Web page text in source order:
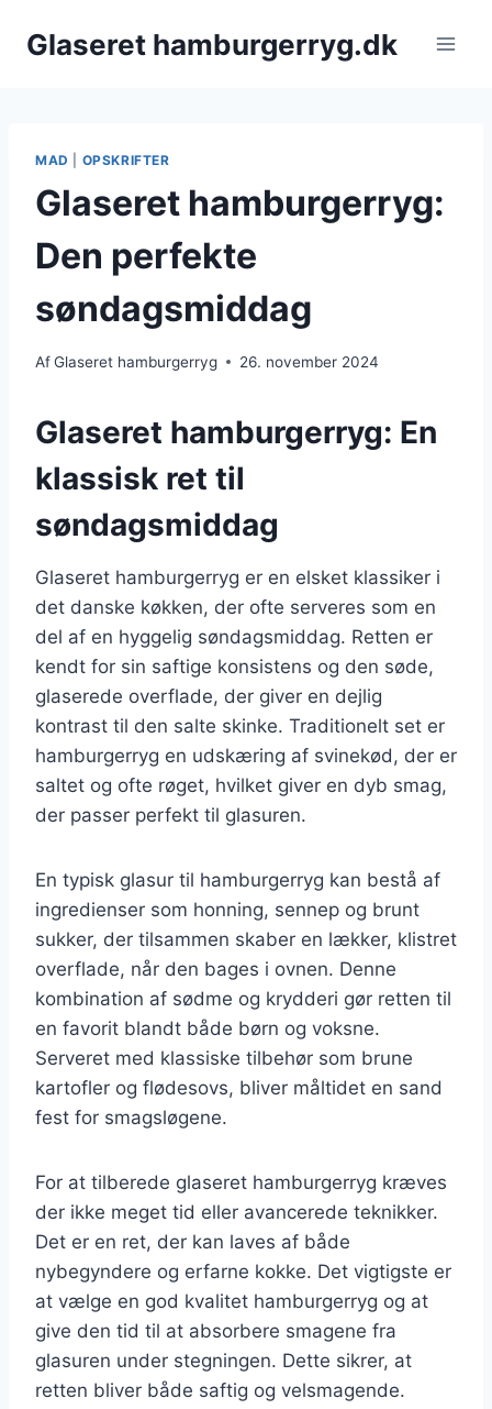
Glaseret hamburgerryg.dk
MAD OPSKRIFTER
Glaseret hamburgerryg:
Den perfekte
søndagsmiddag
AfGlaseret hamburgerryg 26. november 2024
Glaseret hamburgerryg: En
klassisk ret til
søndagsmiddag
Glaseret hamburgerryg er en elsket klassiker i
det danske køkken, der ofte serveres som en
del af en hyggelig søndagsmiddag. Retten er
kendt for sin saftige konsistens og den søde,
glaserede overflade, der giver en dejlig
kontrast til den salte skinke. Traditionelt set er
hamburgerryg en udskæring af svinekød, der er
saltet og ofte røget, hvilket giver en dyb smag,
der passer perfekt til glasuren.
En typisk glasur til hamburgerryg kan bestå af
ingredienser som honning, sennep og brunt
sukker, der tilsammen skaber en lækker, klistret
overflade, når den bages i ovnen. Denne
kombination af sødme og krydderi gør retten til
en favorit blandt både børn og voksne.
Serveret med klassiske tilbehør som brune
kartofler og flødesovs, bliver måltidet en sand
fest for smagsløgene.
For at tilberede glaseret hamburgerryg kræves
der ikke meget tid eller avancerede teknikker.
Det er en ret, der kan laves af både
nybegyndere og erfarne kokke. Det vigtigste er
at vælge en god kvalitet hamburgerryg og at
give den tid til at absorbere smagene fra
glasuren under stegningen. Dette sikrer, at
retten bliver både saftig og velsmagende.